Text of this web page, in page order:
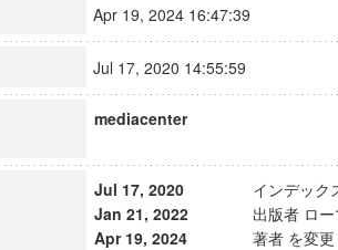
Apr 19, 2024 16:47:39
Jul 17, 2020 14:55:59
mediacenter
Jul 17, 2020
インデック
Jan 21, 2022
出版者 ロ
Apr 19, 2024
著者 を変更